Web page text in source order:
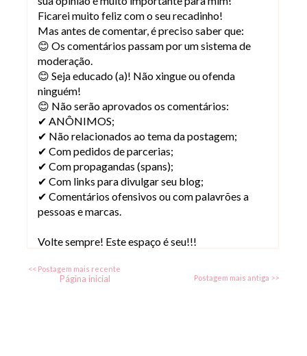
Ficarei muito feliz com o seu recadinho!
Mas antes de comentar, é preciso saber que:
😊 Os comentários passam por um sistema de
moderação.
😊 Seja educado (a)! Não xingue ou ofenda
ninguém!
😊 Não serão aprovados os comentários:
✔ ANÔNIMOS;
✔ Não relacionados ao tema da postagem;
✔ Com pedidos de parcerias;
✔ Com propagandas (spans);
✔ Com links para divulgar seu blog;
✔ Comentários ofensivos ou com palavrões a
pessoas e marcas.
Volte sempre! Este espaço é seu!!!
<< Postagem mais recente
Postagem mais antiga >>
Página inicial